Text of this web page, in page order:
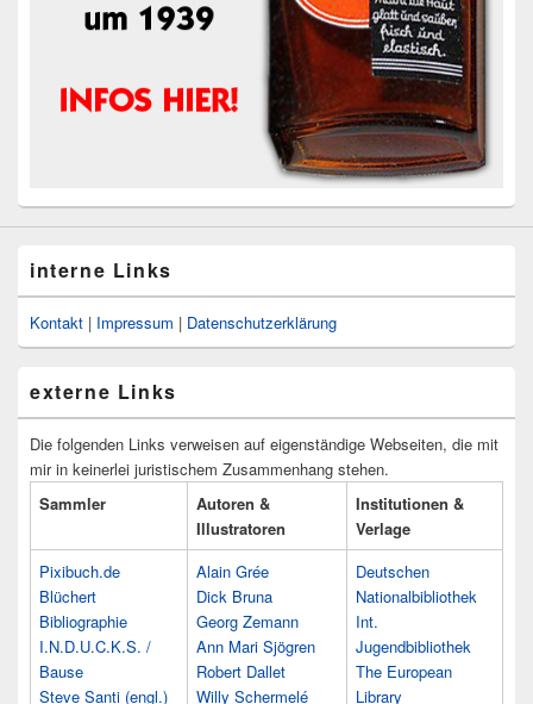
interne Links
Kontakt | Impressum | Datenschutzerklärung
externe Links
Die folgenden Links verweisen auf eigenständige Webseiten, die mit
mir in keinerlei juristischem Zusammenhang stehen.
Sammler
Autoren &
Illustratoren
Institutionen &
Verlage
Pixibuch.de
Blüchert
Bibliographie
I.N.D.U.C.K.S. /
Bause
Steve Santi (engl.)
Alain Grée
Dick Bruna
Georg Zemann
Ann Mari Sjögren
Robert Dallet
Willy Schermelé
Deutschen
Nationalbibliothek
Int.
Jugendbibliothek
The European
Library